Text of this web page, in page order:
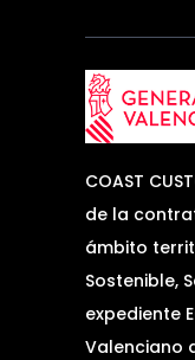
COAST
de la
ámbito
Sostenible,
expediente
Valenciano